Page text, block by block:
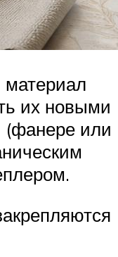
их новыми
(фанере или